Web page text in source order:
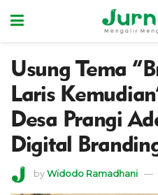
Usung Tema
Laris
Desa Prangi
Digital
byWidodo Ramadhani